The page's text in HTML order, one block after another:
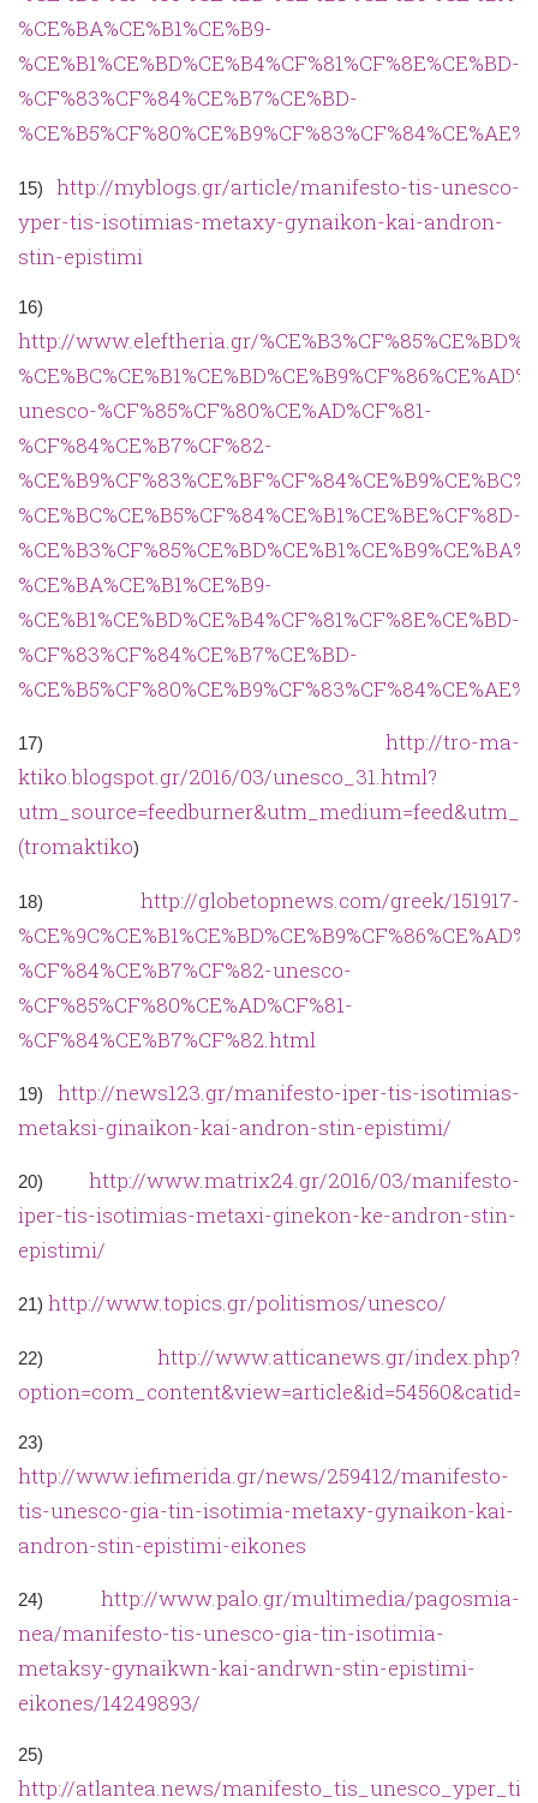
%CE%BA%CE%B1%CE%B9-
%CE%B1%CE%BD%CE%B4%CF%81%CF%8E%CE%BD-
%CF%83%CF%84%CE%B7%CE%BD-
15) http://myblogs.gr/article/manifesto-tis-unesco-
yper-tis-isotimias-metaxy-gynaikon-kai-andron-
stin-epistimi
16)
http://www.eleftheria.gr/
unesco-%CF%85%CF%80%CE%AD%CF%81-
%CF%84%CE%B7%CF%82-
%CE%BC%CE%B5%CF%84%CE%B1%CE%BE%CF%8D-
%CE%BA%CE%B1%CE%B9-
%CE%B1%CE%BD%CE%B4%CF%81%CF%8E%CE%BD-
%CF%83%CF%84%CE%B7%CE%BD-
17) http://tro-ma-
ktiko.blogspot.gr/2016/03/unesco_31.html?
(tromaktiko)
18) http://globetopnews.com/greek/151917-
%CF%84%CE%B7%CF%82-unesco-
%CF%85%CF%80%CE%AD%CF%81-
%CF%84%CE%B7%CF%82.html
19) http://news123.gr/manifesto-iper-tis-isotimias-
metaksi-ginaikon-kai-andron-stin-epistimi/
20) http://www.matrix24.gr/2016/03/manifesto-
iper-tis-isotimias-metaxi-ginekon-ke-andron-stin-
epistimi/
21) http://www.topics.gr/politismos/unesco/
22) http://www.atticanews.gr/index.php?
23)
http://www.iefimerida.gr/news/259412/manifesto-
tis-unesco-gia-tin-isotimia-metaxy-gynaikon-kai-
andron-stin-epistimi-eikones
24) http://www.palo.gr/multimedia/pagosmia-
nea/manifesto-tis-unesco-gia-tin-isotimia-
metaksy-gynaikwn-kai-andrwn-stin-epistimi-
eikones/14249893/
25)
http://atlantea.news/